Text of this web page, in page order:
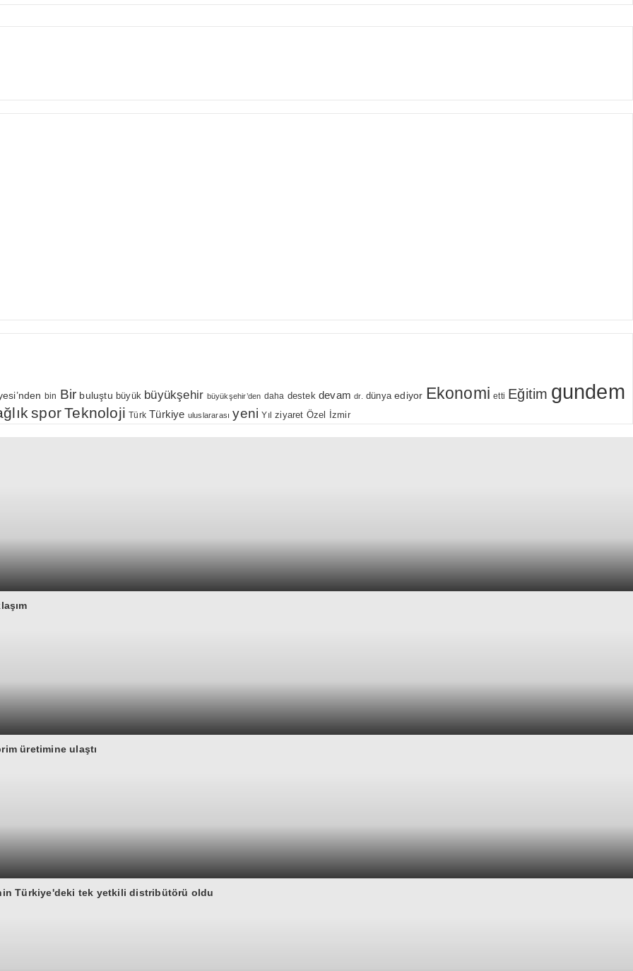
bin Bir buluştu büyük büyükşehir büyükşehir’den daha destek devam dr. dünya ediyor Ekonomi etti Eğitim gundem
sporTeknoloji Türk Türkiye uluslararası yeni Yıl ziyaret Özel İzmir
üretimine ulaştı
Türkiye'deki tek yetkili distribütörü oldu